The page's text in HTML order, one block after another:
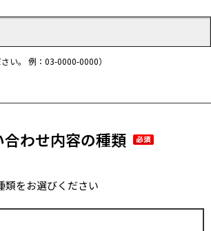
い。 例：03-0000-0000）
合わせ内容の種類
類をお選びください